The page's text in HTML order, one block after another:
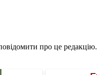
про це редакцію.